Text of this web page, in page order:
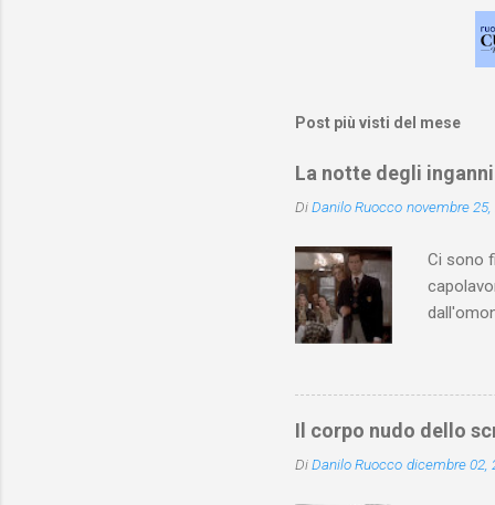
Post più visti del mese
La notte degli
DiDanilo Ruocco novembre 25,
Ci sono
pubblico
Il corpo nudo dello
DiDanilo Ruocco dicembre 02,